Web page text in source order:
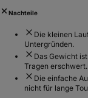
Nachteile
Die kleinen
Untergründen.
Das Gewicht
Tragen erschwert.
Die einfache
nicht für lange